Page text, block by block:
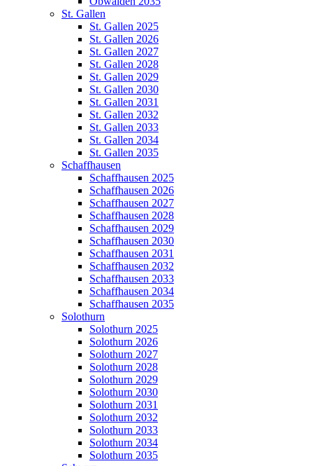
St. Gallen
St. Gallen 2025
St. Gallen 2026
St. Gallen 2027
St. Gallen 2028
St. Gallen 2029
St. Gallen 2030
St. Gallen 2031
St. Gallen 2032
St. Gallen 2033
St. Gallen 2034
St. Gallen 2035
Schaffhausen
Schaffhausen 2025
Schaffhausen 2026
Schaffhausen 2027
Schaffhausen 2028
Schaffhausen 2029
Schaffhausen 2030
Schaffhausen 2031
Schaffhausen 2032
Schaffhausen 2033
Schaffhausen 2034
Schaffhausen 2035
Solothurn
Solothurn 2025
Solothurn 2026
Solothurn 2027
Solothurn 2028
Solothurn 2029
Solothurn 2030
Solothurn 2031
Solothurn 2032
Solothurn 2033
Solothurn 2034
Solothurn 2035